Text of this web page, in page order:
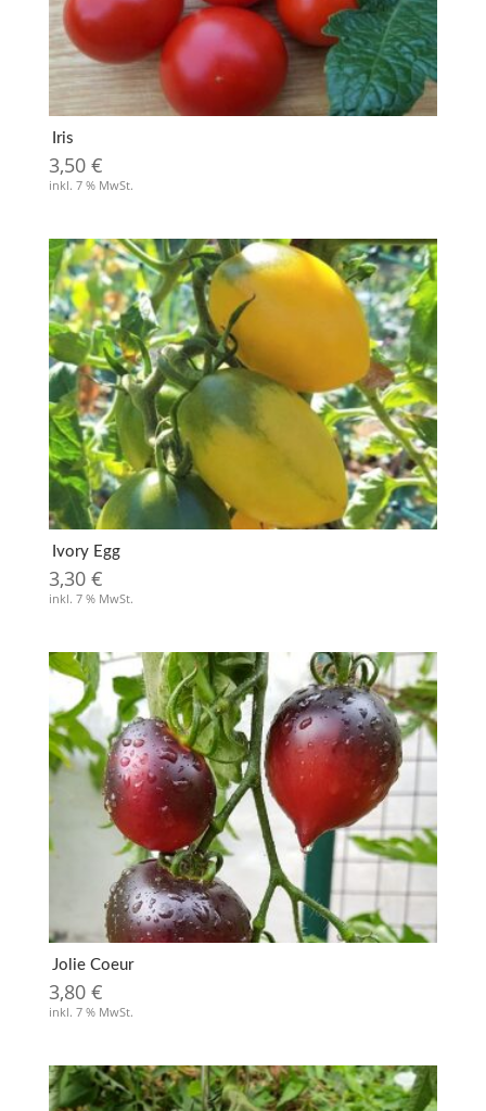
Iris
3,50 €
inkl. 7 % MwSt.
Ivory Egg
3,30 €
inkl. 7 % MwSt.
Jolie Coeur
3,80 €
inkl. 7 % MwSt.